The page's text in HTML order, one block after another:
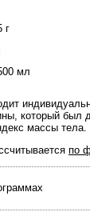
г
мл
который был
массы тела.
по